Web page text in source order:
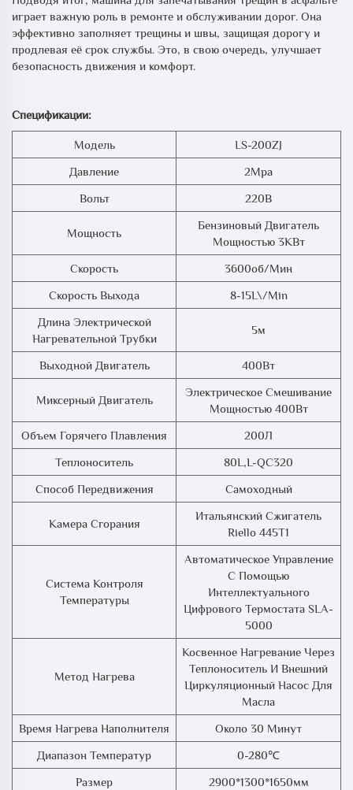
играет важную роль в ремонте и обслуживании дорог. Она
эффективно заполняет трещины и швы, защищая дорогу и
продлевая её срок службы. Это, в свою очередь, улучшает
безопасность движения и комфорт.
Спецификации:
Модель
LS-200ZJ
Давление
2Mpa
Вольт
220В
Мощность
Бензиновый Двигатель
Мощностью 3КВт
Скорость
3600об/мин
Скорость Выхода
8-15L\/min
Длина Электрической
Нагревательной Трубки
5м
Выходной Двигатель 400Вт
Миксерный Двигатель
Электрическое Смешивание
Мощностью 400Вт
Объем Горячего Плавления
200Л
Теплоноситель
80L,L-QC320
Способ Передвижения
Самоходный
Камера Сгорания
Итальянский Сжигатель
Riello 445T1
Система Контроля
Температуры
Автоматическое Управление
С Помощью
Интеллектуального
Цифрового Термостата SLA-
5000
Метод Нагрева
Косвенное Нагревание Через
Теплоноситель И Внешний
Циркуляционный Насос Для
Масла
Время Нагрева Наполнителя
Около 30 Минут
Диапазон Температур
0-280℃
Размер
2900*1300*1650мм